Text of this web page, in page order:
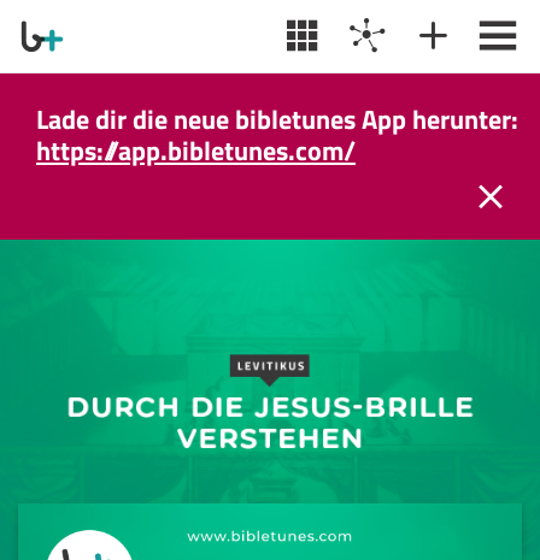
Lade dir die neue bibletunes App herunter:
https://app.bibletunes.com/
Wir machen eine Sommerpause! Täglicher